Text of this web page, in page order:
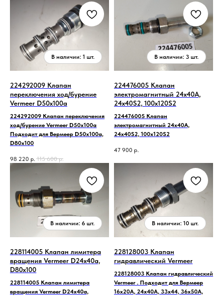
224292009 Клапан
переключения ход/бурение
Vermeer D50x100a
224292009 Клапан переключения
ход/бурение Vermeer D50x100a
Подходит для Вермеер D50x100a,
D80x100
98 220 р. 115 600 р.
224476005 Клапан
электромагнитный 24x40A,
24x40S2, 100x120S2
224476005 Клапан
электромагнитный 24x40A,
24x40S2, 100x120S2
47 900 р.
228114005 Клапан лимитера
вращения Vermeer D24x40a,
D80x100
228114005 Клапан лимитера
вращения Vermeer D24x40a,
228128003 Клапан
гидравлический Vermeer
228128003 Клапан гидравлический
Vermeer . Подходит для Вермеер
16х20А, 24х40А, 33х44, 36х50А,